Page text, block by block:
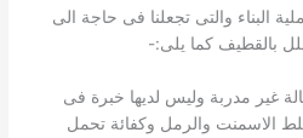
البناء والتى تجعلنا فى حاجة الى
بالقطيف كما يلى:-
غير مدربة وليس لديها خبرة فى
الاسمنت والرمل وكفائة تحمل